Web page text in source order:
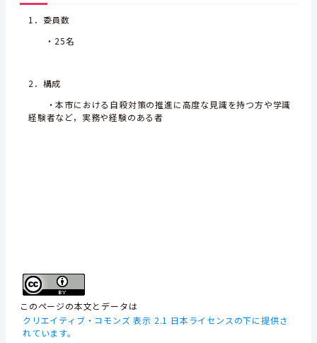
1．委員数
・25名
2．構成
・本市における自殺対策の推進に高度な見識を持つ方や学識
経験者など，実務や経験のある者
このページの本文とデータは
クリエイティブ・コモンズ 表示 2.1 日本ライセンスの下に提供さ
れています。